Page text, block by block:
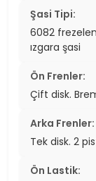
Şasi Tipi:
6082
ızgara şasi
Ön Frenler:
Çift disk.
Arka Frenler:
Tek disk. 2
Ön Lastik: